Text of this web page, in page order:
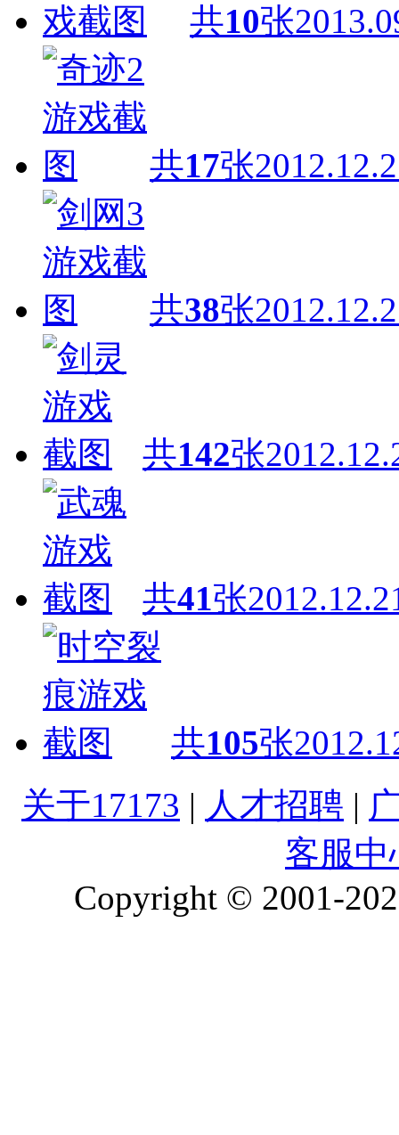
共10张
共17张
共38张
共142张
共41张
共105张
关于17173 | 人才招聘 |
客服中
Copyright © 2001-